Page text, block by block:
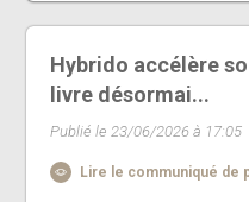
Hybrido accélère
livre désormai...
Publié le 23/06/2026 à 17:05
Lire le communiqué de